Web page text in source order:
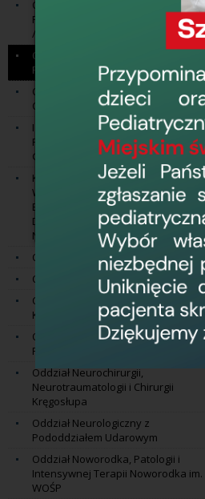
Oddział Chirurgii Ogólnej z
Pododdziałem Chirurgii Naczyniowej
/ Pododdział Chirurgii Naczyniowej
Oddział Chirurgii Onkologicznej z
Pododdziałem Chirurgii Piersi
Oddział Chirurgii Urazowo -
Ortopedycznej
I Oddział Chorób Wewnętrznych z
Pododdziałem
Gastroenterologicznym
Kliniczny II Oddział Chorób
Wewnętrznych z Pododdziałem
Endokrynologicznym, Pododdziałem
Diabetologicznym i Pododdziałem
Nefrologicznym
Oddział Dermatologiczny
Oddział Ginekologiczno-Położniczy
Oddział Intensywnego Nadzoru
Kardiologicznego
Oddział Kardiologiczny z
Pododdziałem Kardiologii Inwazyjnej
Oddział Neurochirurgii,
Neurotraumatologii i Chirurgii
Kręgosłupa
Oddział Neurologiczny z
Pododdziałem Udarowym
Oddział Noworodka, Patologii i
Intensywnej Terapii Noworodka im.
WOŚP